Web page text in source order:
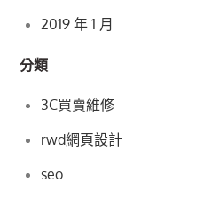
2019 年 1 月
分類
3C買賣維修
rwd網頁設計
seo